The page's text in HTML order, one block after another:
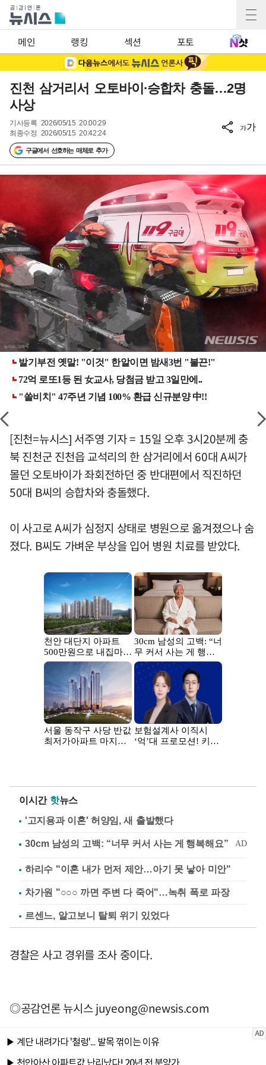
메인 랭킹 섹션 포토
진천 삼거리서 오토바이·승합차 충돌…2명
사상
기사등록 2026/05/15 20:00:29
최종수정 2026/05/15 20:42:24
구글에서 선호하는 매체로 추가
가가
[진천=뉴시스] 서주영 기자 = 15일 오후 3시20분께 충
북 진천군 진천읍 교석리의 한 삼거리에서 60대 A씨가
몰던 오토바이가 좌회전하던 중 반대편에서 직진하던
50대 B씨의 승합차와 충돌했다.
이 사고로 A씨가 심정지 상태로 병원으로 옮겨졌으나 숨
졌다. B씨도 가벼운 부상을 입어 병원 치료를 받았다.
이시간 핫뉴스
'고지용과 이혼' 허양임, 새 출발했다
하리수 "이혼 내가 먼저 제안…아기 못 낳아 미안"
차가원 "○○○ 까면 주변 다 죽어"…녹취 폭로 파장
르센느, 알고보니 탈퇴 위기 있었다
경찰은 사고 경위를 조사 중이다.
◎공감언론 뉴시스juyeong@newsis.com